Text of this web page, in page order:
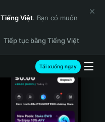
Tiếng Việt. Bạn có muốn
Tiếp tục bằng Tiếng Việt
Tải xuống ngay